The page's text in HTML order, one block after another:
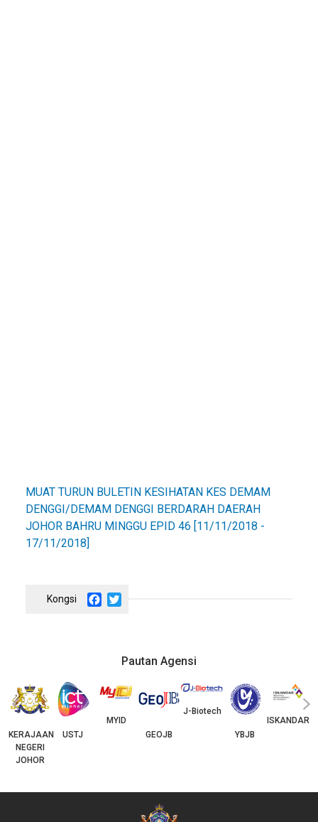
MUAT TURUN BULETIN KESIHATAN KES DEMAM
DENGGI/DEMAM DENGGI BERDARAH DAERAH
JOHOR BAHRU MINGGU EPID 46 [11/11/2018 -
17/11/2018]
Facebook
Pautan Agensi
KERAJAAN
NEGERI
JOHOR
USTJ
MYID
GEOJB
J-Biotech
YBJB
ISKANDAR
‹ ›